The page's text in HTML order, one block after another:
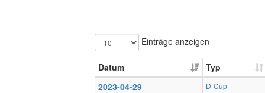
Einträge anzeigen
Datum
Typ
2023-04-29
D-Cup